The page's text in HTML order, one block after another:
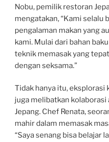
Nobu, pemilik restoran
mengatakan, “Kami selalu
pengalaman makan yang
kami. Mulai dari bahan
teknik memasak yang
dengan seksama.”
Tidak hanya itu, eksplorasi
juga melibatkan
Jepang. Chef Renata,
mahir dalam memasak
“Saya senang bisa belajar